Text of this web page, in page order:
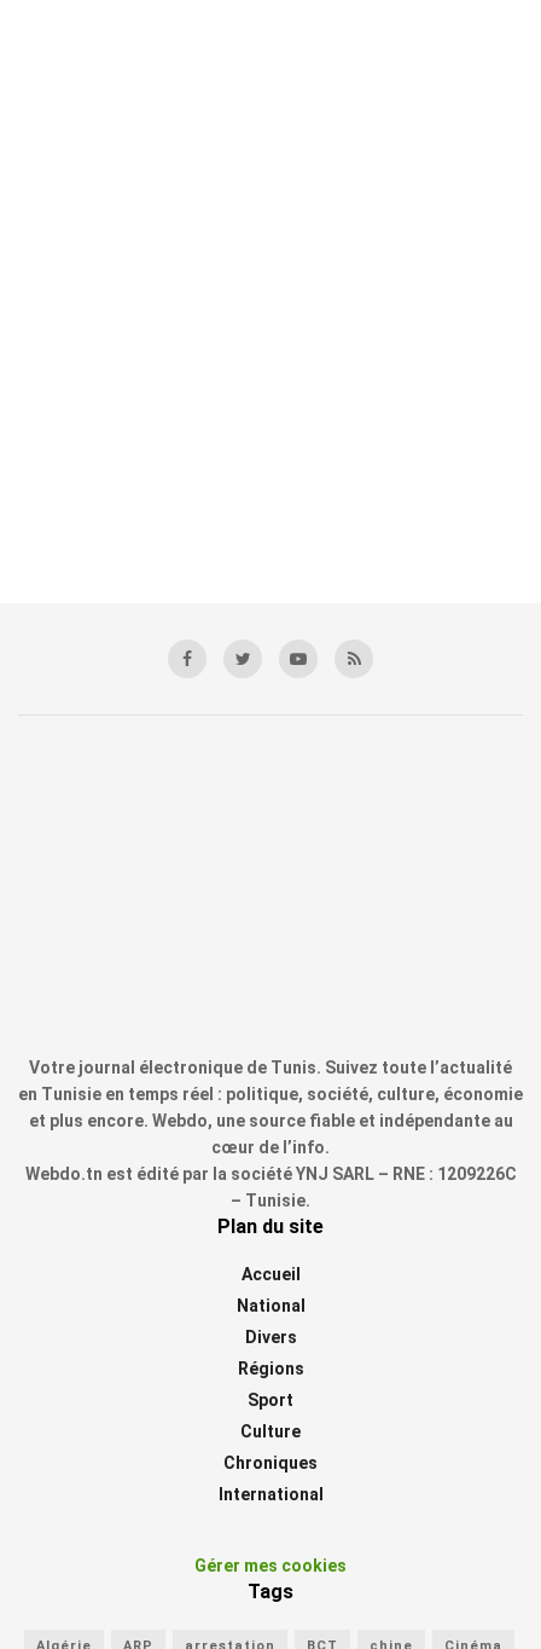
Votre journal électronique de Tunis. Suivez toute l’actualité
en Tunisie en temps réel : politique, société, culture, économie
et plus encore. Webdo, une source fiable et indépendante au
cœur de l’info.
Webdo.tn est édité par la société YNJ SARL – RNE : 1209226C
– Tunisie.
Plan du site
Accueil
National
Divers
Régions
Sport
Culture
Chroniques
International
Gérer mes cookies
Tags
Algérie ARP arrestation BCT chine Cinéma